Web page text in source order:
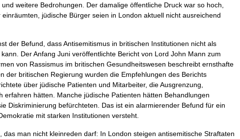
weitere Bedrohungen. Der damalige öffentliche Druck war so hoch,
jüdische Bürger seien in London aktuell nicht ausreichend
der Befund, dass Antisemitismus in britischen Institutionen nicht als
Der Anfang Juni veröffentlichte Bericht von Lord John Mann zum
von Rassismus im britischen Gesundheitswesen beschreibt ernsthafte
der britischen Regierung wurden die Empfehlungen des Berichts
über jüdische Patienten und Mitarbeiter, die Ausgrenzung,
erfahren hätten. Manche jüdische Patienten hätten Behandlungen
Diskriminierung befürchteten. Das ist ein alarmierender Befund für ein
mit starken Institutionen versteht.
das man nicht kleinreden darf: In London steigen antisemitische Straftaten